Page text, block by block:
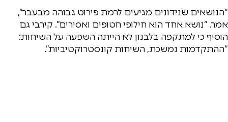
“הנושאים שנידונים מגיעים לרמת פירוט גבוהה מבעבר”,
אמר. “נושא אחד הוא חילופי חטופים ואסירים”. קירבי גם
הוסיף כי למתקפה בלבנון לא הייתה השפעה על השיחות:
“ההתקדמות נמשכת, השיחות קונסטרוקטיביות”.